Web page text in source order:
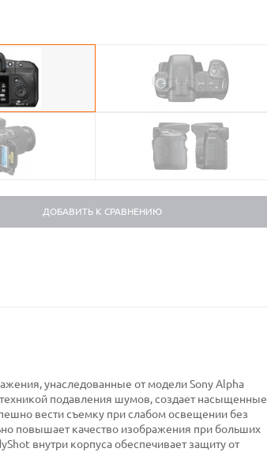
ДОБАВИТЬ К СРАВНЕНИЮ
унаследованные от модели Sony Alpha
подавления шумов, создает насыщенные
вести съемку при слабом освещении без
повышает качество изображения при больших
внутри корпуса обеспечивает защиту от